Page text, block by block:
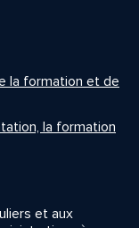
la formation et de
la formation
et aux